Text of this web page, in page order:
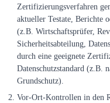
Zertifizierungsverfahren
aktueller Testate, Berichte
(z.B. Wirtschaftsprüfer,
Sicherheitsabteilung,
durch eine geeignete
Datenschutzstandard (z.B.
Grundschutz).
Vor-Ort-Kontrollen in den